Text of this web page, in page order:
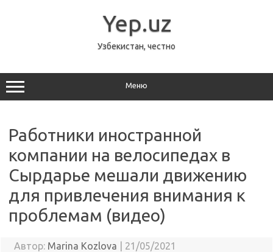
Yep.uz
Узбекистан, честно
Меню
Работники иностранной
компании на велосипедах в
Сырдарье мешали движению
для привлечения внимания к
проблемам (видео)
Автор: Marina Kozlova 21/05/2021